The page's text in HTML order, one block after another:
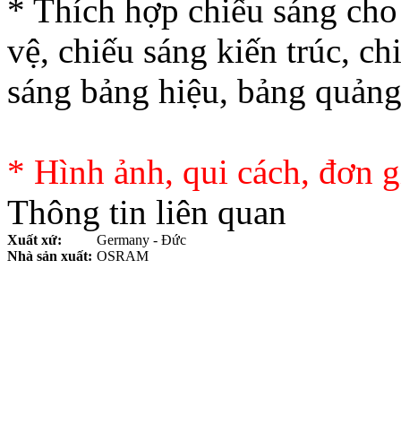
* Thích hợp chiếu sáng
vệ, chiếu sáng kiến trúc,
sáng bảng hiệu, bảng
* Hình ảnh, qui cách, đơn
Thông tin liên quan
Xuất xứ:
Germany - Đức
Nhà sản xuất: OSRAM